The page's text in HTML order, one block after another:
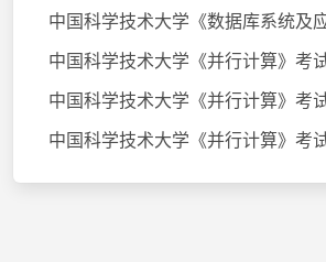
中国科学技术大学《数据库系统及
中国科学技术大学《并行计算》考
中国科学技术大学《并行计算》考
中国科学技术大学《并行计算》考